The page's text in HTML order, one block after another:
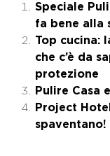
Speciale
fa bene alla
Top cucina:
che c’è da
protezione
Pulire Casa
Project
spaventano!